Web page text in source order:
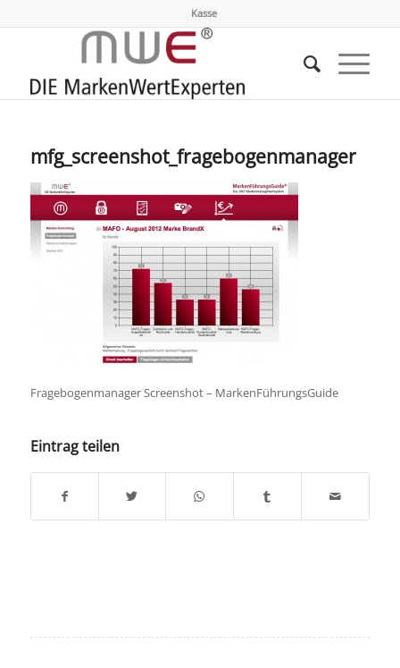
Kasse
mfg_screenshot_fragebogenmanager
Fragebogenmanager Screenshot – MarkenFührungsGuide
Eintrag teilen